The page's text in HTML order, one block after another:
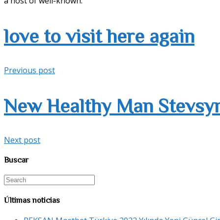
love to visit here again
Previous post
New Healthy Man
Next post
Buscar
Últimas noticias